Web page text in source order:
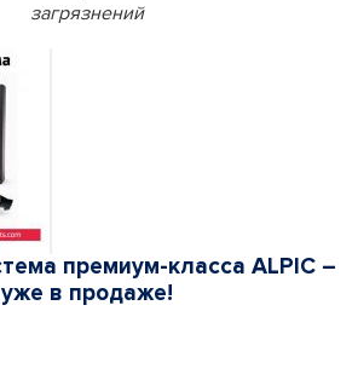
загрязнений
премиум-класса ALPIC –
уже в продаже!